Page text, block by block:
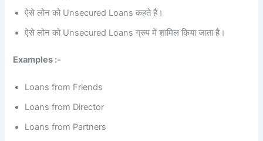
ऐसे लोन को Unsecured Loans कहते हैं।
ऐसे लोन को Unsecured Loans ग्रुप में शामिल किया जाता है।
Examples :-
Loans from Friends
Loans from Director
Loans from Partners